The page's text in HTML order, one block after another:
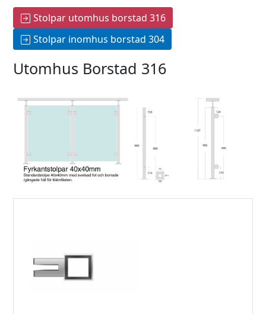
Stolpar utomhus borstad 316
Stolpar inomhus borstad 304
Utomhus Borstad 316